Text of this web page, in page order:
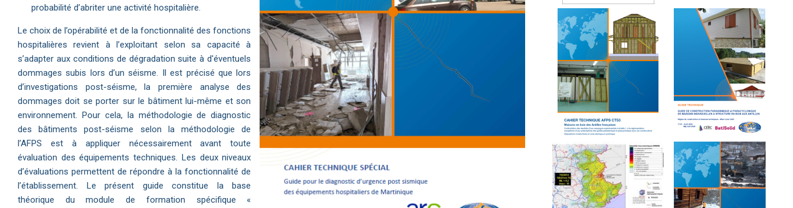
probabilité d’abriter une activité hospitalière.
Le choix de l’opérabilité et de la fonctionnalité des fonctions
hospitalières revient à l’exploitant selon sa capacité à
s’adapter aux conditions de dégradation suite à d'éventuels
dommages subis lors d’un séisme. Il est précisé que lors
d’investigations post-séisme, la première analyse des
dommages doit se porter sur le bâtiment lui-même et son
environnement. Pour cela, la méthodologie de diagnostic
des bâtiments post-séisme selon la méthodologie de
l’AFPS est à appliquer nécessairement avant toute
évaluation des équipements techniques. Les deux niveaux
d’évaluations permettent de répondre à la fonctionnalité de
l’établissement. Le présent guide constitue la base
théorique du module de formation spécifique «